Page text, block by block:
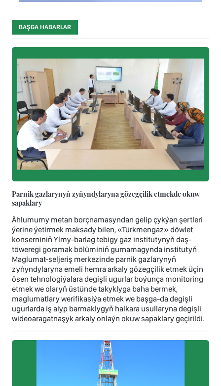
BAŞGA HABARLAR
Parnik gazlarynyň zyňyndylaryna gözegçilik etmekde okuw
sapaklary
Ählumumy metan borçnamasyndan gelip çykýan şertleri
ýerine ýetirmek maksady bilen, «Türkmengaz» döwlet
konserniniň Ylmy-barlag tebigy gaz institutynyň daş-
töweregi goramak bölüminiň gurnamagynda institutyň
Maglumat-seljeriş merkezinde parnik gazlarynyň
zyňyndylaryna emeli hemra arkaly gözegçilik etmek üçin
ösen tehnologiýalara degişli ugurlar boýunça monitoring
etmek we olaryň üstünde takyklyga baha bermek,
maglumatlary werifikasiýa etmek we başga-da degişli
ugurlarda iş alyp barmaklygyň halkara usullaryna degişli
wideoaragatnaşyk arkaly onlaýn okuw sapaklary geçirildi.